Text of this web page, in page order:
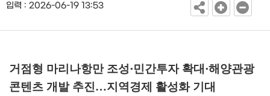
입력 : 2026-06-19 13:53
거점형 마리나항만 조성·민간투자 확대 ·해양관광
콘텐츠 개발 추진…지역경제 활성화 기대